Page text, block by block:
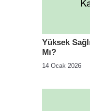
Yüksek
Mı?
14 Ocak 2026